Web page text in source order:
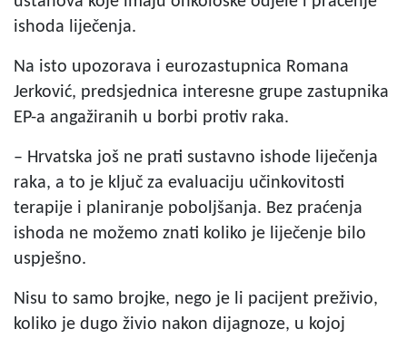
ishoda liječenja.
Na isto upozorava i eurozastupnica Romana
Jerković, predsjednica interesne grupe zastupnika
EP-a angažiranih u borbi protiv raka.
– Hrvatska još ne prati sustavno ishode liječenja
raka, a to je ključ za evaluaciju učinkovitosti
terapije i planiranje poboljšanja. Bez praćenja
ishoda ne možemo znati koliko je liječenje bilo
uspješno.
Nisu to samo brojke, nego je li pacijent preživio,
koliko je dugo živio nakon dijagnoze, u kojoj